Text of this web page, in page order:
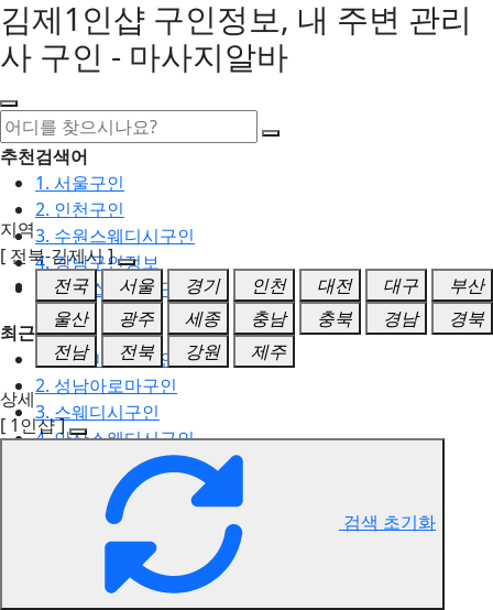
김제1인샵 구인정보, 내 주변 관리
사 구인 - 마사지알바
추천검색어
1. 서울구인
2. 인천구인
3. 수원스웨디시구인
4. 강남구인정보
5. 동탄스웨디시구인
최근검색어
1. 일산마사지구인
2. 성남아로마구인
3. 스웨디시구인
4. 안산스웨디시구인
5. 아로마구인
김제 1인샵 구인정보
지역
[ 전북-김제시 ]
전국
서울 경기 인천 대전 대구
부산
울산
광주 세종 충남 충북 경남
경북
전남
전북 강원
제주
상세
[ 1인샵 ]
검색 초기화